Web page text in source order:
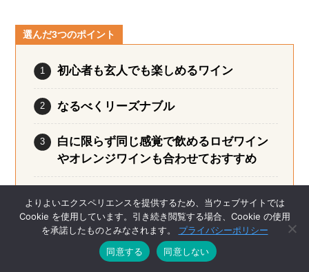
選んだ3つのポイント
初心者も玄人でも楽しめるワイン
なるべくリーズナブル
白に限らず同じ感覚で飲めるロゼワイン
やオレンジワインも合わせておすすめ
コート・デュ・ローヌ・パラレル45 ビオ ロゼ
よりよいエクスペリエンスを提供するため、当ウェブサイトでは
Cookie を使用しています。引き続き閲覧する場合、Cookie の使用
を承諾したものとみなされます。 プライバシーポリシー
同意する
同意しない